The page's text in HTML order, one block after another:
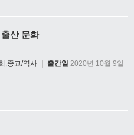
산 문화
종교/역사 | 출간일 2020년 10월 9일